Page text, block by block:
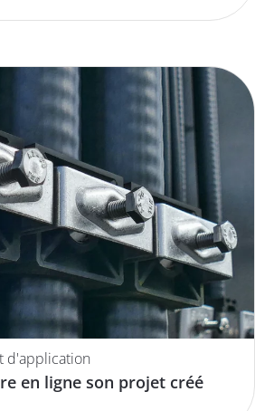
d'application
en ligne son projet créé